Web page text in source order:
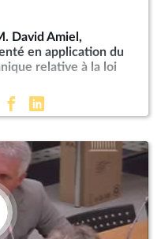
David Amiel,
en application du
relative à la loi